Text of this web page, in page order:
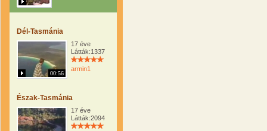
Dél-Tasmánia
00:56
17 éve
Látták:1337
armin1
Észak-Tasmánia
17 éve
Látták:2094